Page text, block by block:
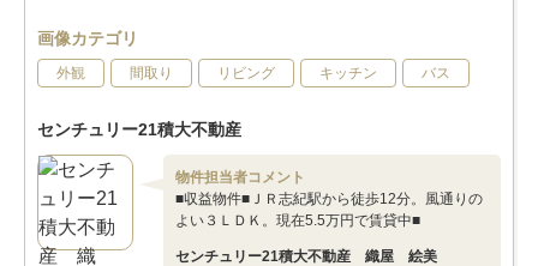
画像カテゴリ
外観 間取り リビング キッチン バス
センチュリー21積大不動産
物件担当者コメント
■収益物件■ＪＲ志紀駅から徒歩12分。風通りの
よい３ＬＤＫ。現在5.5万円で賃貸中■
センチュリー21積大不動産 織屋 絵美